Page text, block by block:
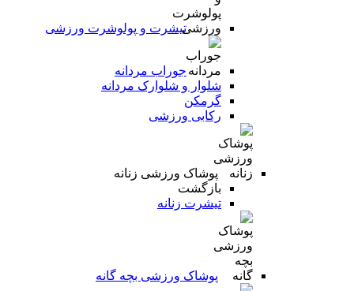
تیشرت و پولوشرت ورزشی
جوراب مردانه
شلوار و شلوارک مردانه
گرمکن
رکابی ورزشی
پوشاک ورزشی زنانه
بازگشت
تیشرت زنانه
پوشاک ورزشی بچه گانه